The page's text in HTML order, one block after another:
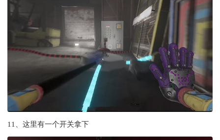
11、这里有一个开关拿下